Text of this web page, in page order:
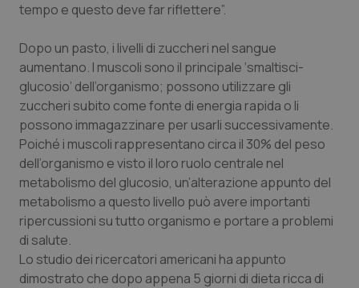
Toscana
Umbria
Valle D’Aosta
Veneto
Obesità
Oftalmologia
Oncodermatologia
Oncoematologia
Oncologia & Nutrizione
Psoriasi & pelle
Quotidiano Cardiologia
tempo e questo deve far riflettere”.
Dopo un pasto, i livelli di zuccheri nel sangue
aumentano. I muscoli sono il principale ‘smaltisci-
glucosio’ dell’organismo; possono utilizzare gli
zuccheri subito come fonte di energia rapida o li
possono immagazzinare per usarli successivamente.
Poiché i muscoli rappresentano circa il 30% del peso
dell’organismo e visto il loro ruolo centrale nel
metabolismo del glucosio, un’alterazione appunto del
metabolismo a questo livello può avere importanti
ripercussioni su tutto organismo e portare a problemi
di salute.
Lo studio dei ricercatori americani ha appunto
dimostrato che dopo appena 5 giorni di dieta ricca di